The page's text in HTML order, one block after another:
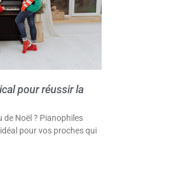
pour réussir la
de Noël ? Pianophiles
pour vos proches qui